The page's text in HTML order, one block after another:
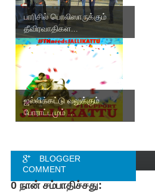
பாரிசில் பொலிஸாருக்கும்
தீவிரவாதிகள...
ஜல்லிக்கட்டு வலுக்கும்
போராட்டமும் ...
BLOGGER
COMMENT
FACEBOOK
0 நான் சம்பாதிச்சது: